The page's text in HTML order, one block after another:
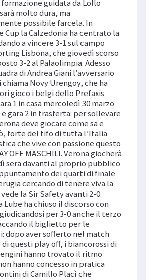
guidata da Lollo
molto dura, ma
possibile farcela. In
Cup la Calzedonia ha centrato la
a vincere 3-1 sul campo
Lisbona, che giovedì scorso
3-2 al Palaolimpia. Adesso
di Andrea Giani l’avversario
Novy Urengoy, che ha
gioco i belgi dello Prefaxis
1 in casa mercoledì 30 marzo
e gara 2 in trasferta: per sollevare
deve giocare come sa e
forte del tifo di tutta l’Italia
che vive con passione questo
OFF MASCHILI. Verona giocherà
sera davanti al proprio pubblico
dei quarti di finale
cercando di tenere viva la
la Sir Safety avanti 2-0.
ha chiuso il discorso con
per 3-0 anche il terzo
il biglietto per le
dopo aver sofferto nel match
di questi play off, i biancorossi di
hanno trovato il ritmo
hanno concesso in pratica
di Camillo Placì che